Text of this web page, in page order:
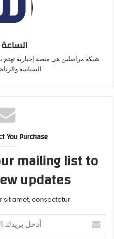
شبكة مراسلين هي منصة إخبارية تهتم
السياسة
You Purchase
mailing list to
updates!
sit amet, consectetur.
أدخل
بريدك